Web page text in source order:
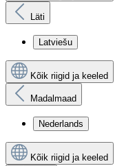
Läti
Latviešu
Kõik riigid ja keeled
Madalmaad
Nederlands
Kõik riigid ja keeled